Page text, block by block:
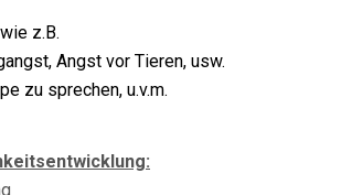
z.B.
Angst vor Tieren, usw.
zu sprechen, u.v.m.